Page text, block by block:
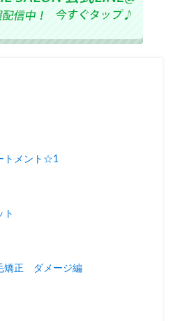
トメント☆1
ト
矯正 ダメージ編